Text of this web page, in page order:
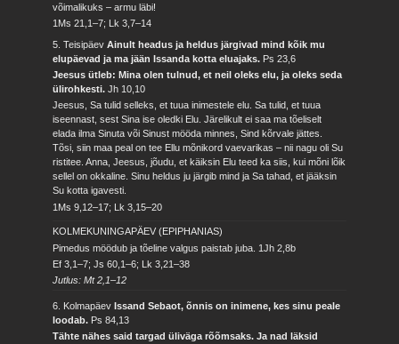
võimalikuks – armu läbi!
1Ms 21,1–7; Lk 3,7–14
5. TeisipäevAinult headus ja heldus järgivad mind kõik mu
elupäevad ja ma jään Issanda kotta eluajaks. Ps 23,6
Jeesus ütleb: Mina olen tulnud, et neil oleks elu, ja oleks seda
ülirohkesti.Jh 10,10
Jeesus, Sa tulid selleks, et tuua inimestele elu. Sa tulid, et tuua
iseennast, sest Sina ise oledki Elu. Järelikult ei saa ma tõeliselt
elada ilma Sinuta või Sinust mööda minnes, Sind kõrvale jättes.
Tõsi, siin maa peal on tee Ellu mõnikord vaevarikas – nii nagu oli Su
ristitee. Anna, Jeesus, jõudu, et käiksin Elu teed ka siis, kui mõni lõik
sellel on okkaline. Sinu heldus ju järgib mind ja Sa tahad, et jääksin
Su kotta igavesti.
1Ms 9,12–17; Lk 3,15–20
KOLMEKUNINGAPÄEV (EPIPHANIAS)
Pimedus möödub ja tõeline valgus paistab juba. 1Jh 2,8b
Ef 3,1–7; Js 60,1–6; Lk 3,21–38
Jutlus: Mt 2,1–12
6. KolmapäevIssand Sebaot, õnnis on inimene, kes sinu peale
loodab. Ps 84,13
Tähte nähes said targad üliväga rõõmsaks. Ja nad läksid